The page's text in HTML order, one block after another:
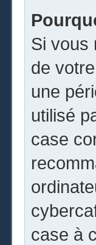
Si vous
de
une
utilisé
case
case à